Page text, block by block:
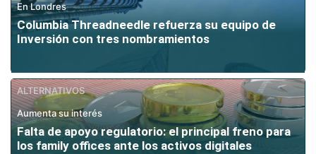
En Londres
Columbia Threadneedle refuerza su equipo de
Inversión con tres nombramientos
ALTERNATIVOS
Aumenta su interés
Falta de apoyo regulatorio: el principal freno para
los family offices ante los activos digitales